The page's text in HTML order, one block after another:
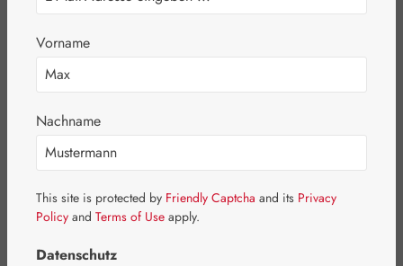
Bildergalerie überspringen
Vorname
Nachname
This site is protected by Friendly Captcha and its Privacy
Policy and Terms of Use apply.
Datenschutz